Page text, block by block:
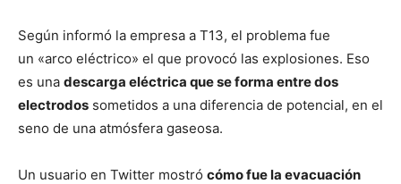
Según informó la empresa a T13, el problema fue
un «arco eléctrico» el que provocó las explosiones. Eso
es una descarga eléctrica que se forma entre dos
electrodos sometidos a una diferencia de potencial, en el
seno de una atmósfera gaseosa.
Un usuario en Twitter mostró cómo fue la evacuación